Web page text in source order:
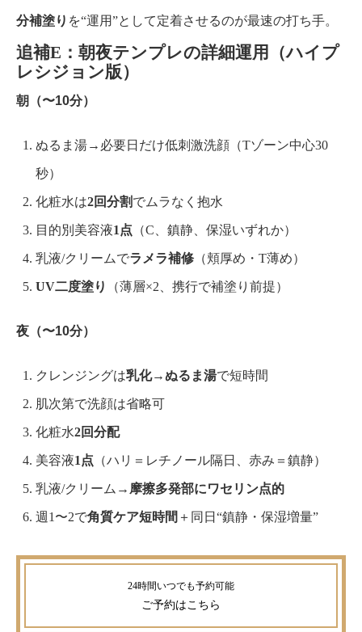
分補塗り を“運用”として定着させるのが最速の打ち手。
追補E：朝夜テンプレの詳細運用（ハイプ
レシジョン版）
朝（〜10分）
ぬるま湯→必要日だけ低刺激洗顔（Tゾーン中心30
秒）
化粧水は2回分割でムラなく抱水
目的別美容液1点 （C、鎮静、保湿いずれか）
乳液/クリームでラメラ補修 （頬厚め・T薄め）
UV二度塗り （薄層×2、携行で補塗り前提）
夜（〜10分）
クレンジングは乳化→ぬるま湯で短時間
肌次第で洗顔は省略可
化粧水2回分配
美容液1点 （ハリ＝レチノール隔日、赤み＝鎮静）
乳液/クリーム→ 摩擦多発部にワセリン点的
週1〜2で角質ケア短時間 ＋同日“鎮静・保湿増量”
ご予約はこちら